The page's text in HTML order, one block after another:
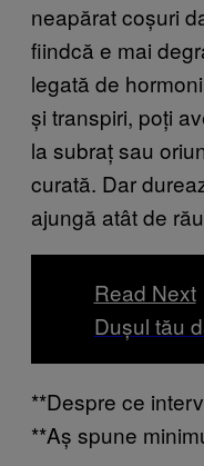
neapărat coșuri
fiindcă e mai
legată de
și transpiri, poți
la subraț sau
curată. Dar
ajungă atât de
Read Next
Dușul tău
**Despre ce
**Aș spune